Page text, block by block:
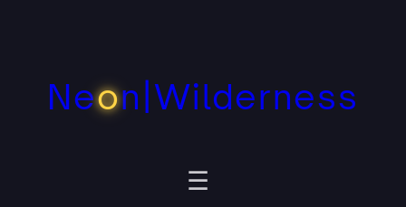
Neon|Wilderness